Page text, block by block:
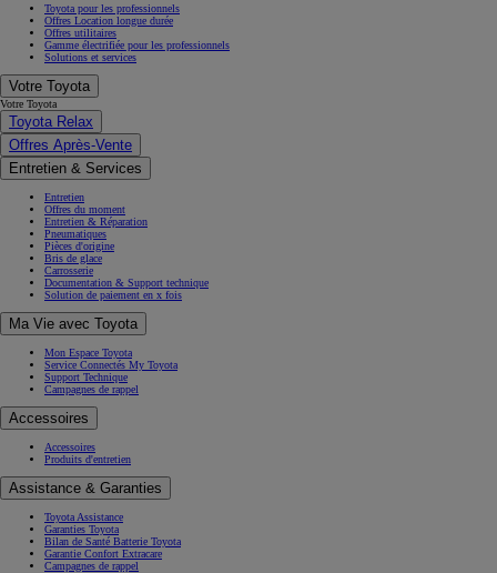
Toyota pour les professionnels
Offres Location longue durée
Offres utilitaires
Gamme électrifiée pour les professionnels
Solutions et services
Votre Toyota
Votre Toyota
Toyota Relax
Offres Après-Vente
Entretien & Services
Entretien
Offres du moment
Entretien & Réparation
Pneumatiques
Pièces d'origine
Bris de glace
Carrosserie
Documentation & Support technique
Solution de paiement en x fois
Ma Vie avec Toyota
Mon Espace Toyota
Service Connectés My Toyota
Support Technique
Campagnes de rappel
Accessoires
Accessoires
Produits d'entretien
Assistance & Garanties
Toyota Assistance
Garanties Toyota
Bilan de Santé Batterie Toyota
Garantie Confort Extracare
Campagnes de rappel